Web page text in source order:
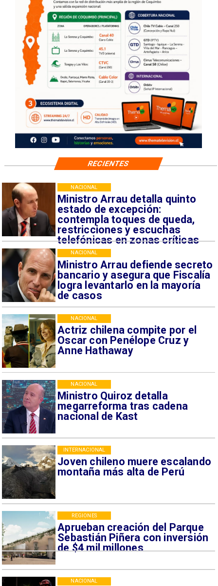
Ministro Arrau detalla quinto
estado de excepción:
contempla toques de queda,
restricciones y escuchas
telefónicas en zonas críticas
NACIONAL
Ministro Arrau defiende secreto
bancario y asegura que Fiscalía
logra levantarlo en la mayoría
de casos
NACIONAL
Actriz chilena compite por el
Oscar con Penélope Cruz y
Anne Hathaway
NACIONAL
Ministro Quiroz detalla
megarreforma tras cadena
nacional de Kast
NACIONAL
Joven chileno muere escalando
montaña más alta de Perú
INTERNACIONAL
Aprueban creación del Parque
Sebastián Piñera con inversión
de $4 mil millones
REGIONES
NACIONAL
RECIENTES